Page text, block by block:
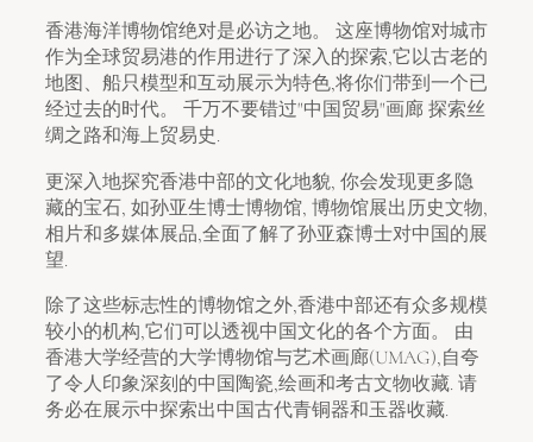
香港海洋博物馆绝对是必访之地。 这座博物馆对城市
作为全球贸易港的作用进行了深入的探索,它以古老的
地图、船只模型和互动展示为特色,将你们带到一个已
经过去的时代。 千万不要错过"中国贸易"画廊 探索丝
绸之路和海上贸易史.
更深入地探究香港中部的文化地貌, 你会发现更多隐
藏的宝石, 如孙亚生博士博物馆, 博物馆展出历史文物,
相片和多媒体展品,全面了解了孙亚森博士对中国的展
望.
除了这些标志性的博物馆之外,香港中部还有众多规模
较小的机构,它们可以透视中国文化的各个方面。 由
香港大学经营的大学博物馆与艺术画廊(UMAG),自夸
了令人印象深刻的中国陶瓷,绘画和考古文物收藏. 请
务必在展示中探索出中国古代青铜器和玉器收藏.